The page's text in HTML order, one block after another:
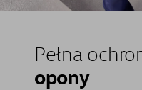
Pełna
opony